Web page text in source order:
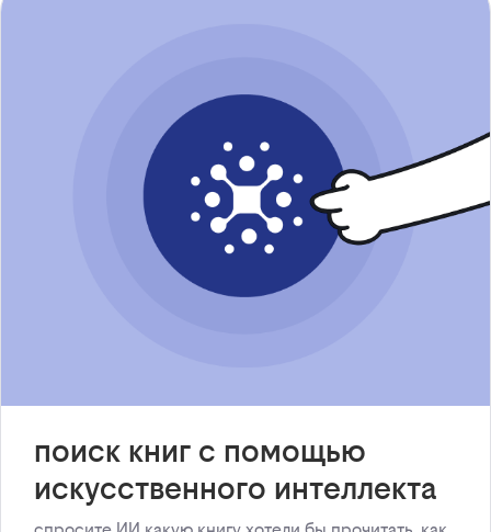
поиск книг с помощью
искусственного интеллекта